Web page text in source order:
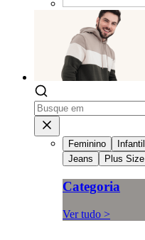
Feminino Infantil
Jeans
Plus Size
Categoria
Ver tudo >